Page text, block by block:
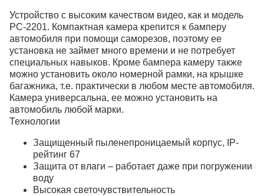
Устройство с высоким качеством видео, как и модель
PC-2201. Компактная камера крепится к бамперу
автомобиля при помощи саморезов, поэтому ее
установка не займет много времени и не потребует
специальных навыков. Кроме бампера камеру также
можно установить около номерной рамки, на крышке
багажника, т.е. практически в любом месте автомобиля.
Камера универсальна, ее можно установить на
автомобиль любой марки.
Технологии
Защищенный пыленепроницаемый корпус, IP-
рейтинг 67
Защита от влаги – работает даже при погружении
воду
Высокая светочувствительность